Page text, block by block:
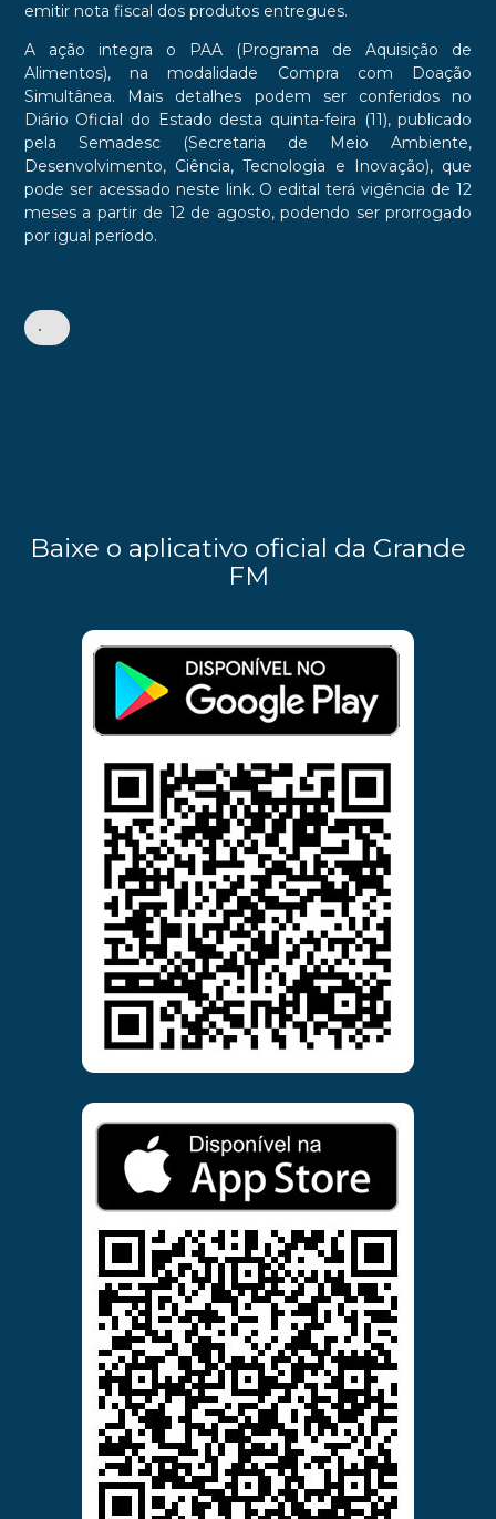
emitir nota fiscal dos produtos entregues.
A ação integra o PAA (Programa de Aquisição de
Alimentos), na modalidade Compra com Doação
Simultânea. Mais detalhes podem ser conferidos no
Diário Oficial do Estado desta quinta-feira (11), publicado
pela Semadesc (Secretaria de Meio Ambiente,
Desenvolvimento, Ciência, Tecnologia e Inovação), que
pode ser acessado neste link. O edital terá vigência de 12
meses a partir de 12 de agosto, podendo ser prorrogado
por igual período.
•
Baixe o aplicativo oficial da Grande
FM